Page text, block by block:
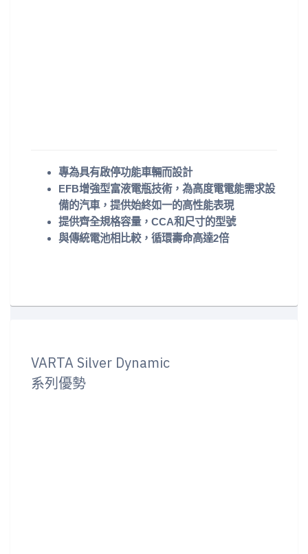
專為具有啟停功能車輛而設計
EFB增強型富液電瓶技術，為高度電電能需求設
備的汽車，提供始終如一的高性能表現
提供齊全規格容量，CCA和尺寸的型號
與傳統電池相比較，循環壽命高達2倍
VARTA Silver Dynamic
系列優勢